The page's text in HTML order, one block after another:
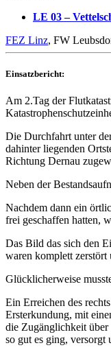
LE 03 –
FEZ Linz, FW
Einsatzbericht:
Am 2.Tag der
Die Durchfahrt unter
dahinter liegenden
Richtung Dernau
Neben der
Nachdem dann ein
frei geschaffen hatten,
Das Bild das sich den
waren komplett
Glücklicherweise
Ein Erreichen des
Ersterkundung, mit
die Zugänglichkeit über
so gut es ging, versorgt